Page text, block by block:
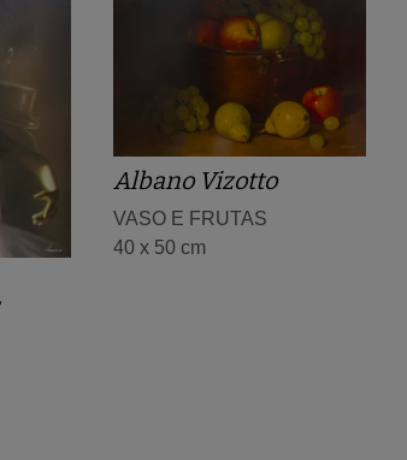
Albano Vizotto
VASO E FRUTAS
40 x 50 cm